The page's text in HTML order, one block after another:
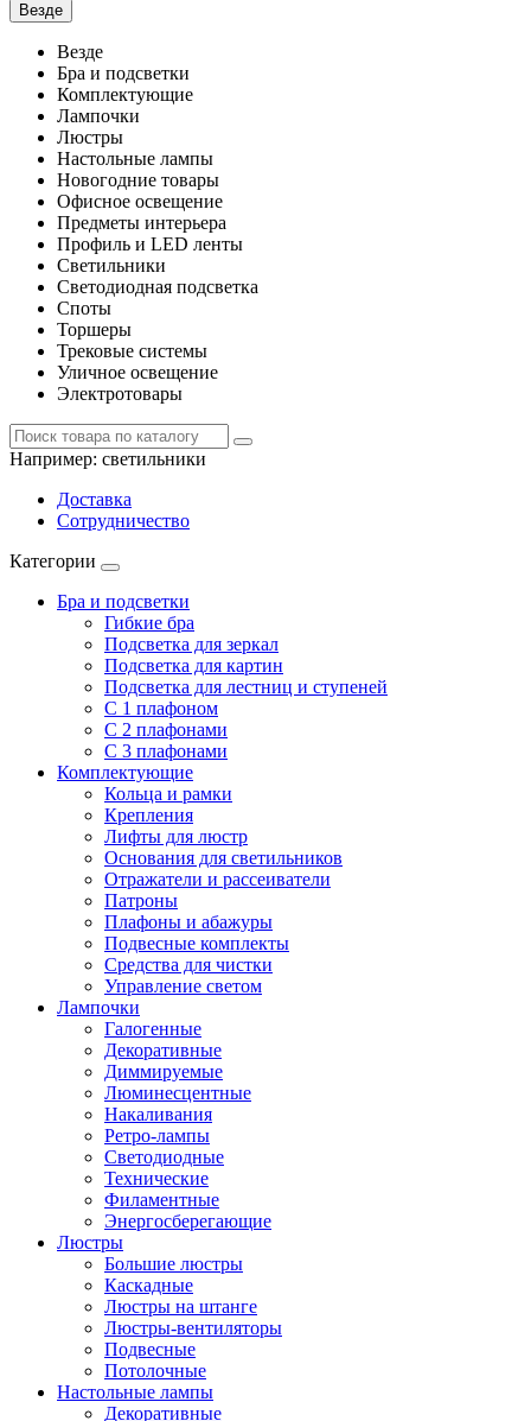
Везде
Везде
Бра и подсветки
Комплектующие
Лампочки
Люстры
Настольные лампы
Новогодние товары
Офисное освещение
Предметы интерьера
Профиль и LED ленты
Светильники
Светодиодная подсветка
Споты
Торшеры
Трековые системы
Уличное освещение
Электротовары
Например: светильники
Доставка
Сотрудничество
Категории
Бра и подсветки
Гибкие бра
Подсветка для зеркал
Подсветка для картин
Подсветка для лестниц и ступеней
С 1 плафоном
С 2 плафонами
С 3 плафонами
Комплектующие
Кольца и рамки
Крепления
Лифты для люстр
Основания для светильников
Отражатели и рассеиватели
Патроны
Плафоны и абажуры
Подвесные комплекты
Средства для чистки
Управление светом
Лампочки
Галогенные
Декоративные
Диммируемые
Люминесцентные
Накаливания
Ретро-лампы
Светодиодные
Технические
Филаментные
Энергосберегающие
Люстры
Большие люстры
Каскадные
Люстры на штанге
Люстры-вентиляторы
Подвесные
Потолочные
Настольные лампы
Декоративные